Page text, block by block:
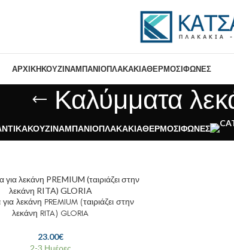
ΑΡΧΙΚΉΚΟΥΖΊΝΑΜΠΆΝΙΟΠΛΑΚΆΚΙΑΘΕΡΜΟΣΊΦΩΝΕΣ
Καλύμματα
ΚΟΥΖΊΝΑΜΠΆΝΙΟΠΛΑΚΆΚΙΑΘΕΡΜΟΣΊΦΩΝΕΣ
λεκάνη PREMIUM (ταιριάζει στην
λεκάνη RITA) GLORIA
23.00€
2-3 Ημέρες